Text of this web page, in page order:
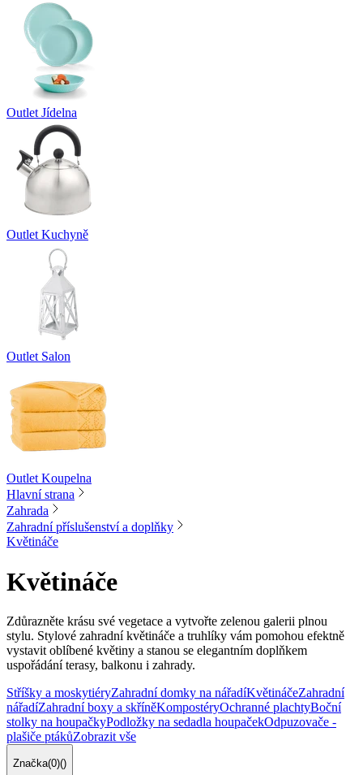
Outlet Jídelna
Outlet Kuchyně
Outlet Salon
Outlet Koupelna
Hlavní strana
Zahrada
Zahradní příslušenství a doplňky
Květináče
Květináče
Zdůrazněte krásu své vegetace a vytvořte zelenou galerii plnou
stylu. Stylové zahradní květináče a truhlíky vám pomohou efektně
vystavit oblíbené květiny a stanou se elegantním doplňkem
uspořádání terasy, balkonu i zahrady.
Stříšky a moskytiéryZahradní domky na nářadíKvětináčeZahradní
nářadíZahradní boxy a skříněKompostéryOchranné plachtyBoční
stolky na houpačkyPodložky na sedadla houpačekOdpuzovače -
plašiče ptákůZobrazit vše
Značka(0)()